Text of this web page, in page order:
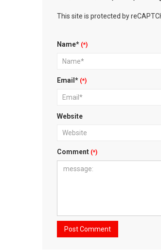
This site is protected by
Name*
Email*
Website
Comment